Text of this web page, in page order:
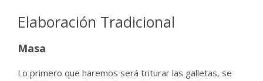
Elaboración Tradicional
Masa
Lo primero que haremos será triturar las galletas, se